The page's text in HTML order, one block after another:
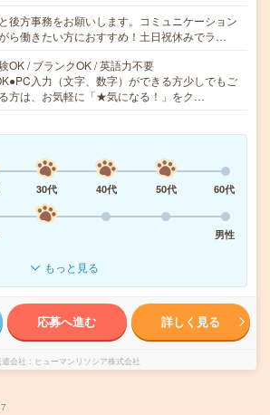
後方事務をお願いします。コミュニケーション
ら働きたい方におすすめ！土日祝休みでラ…
OK / ブランクOK / 英語力不要
入力（文字、数字）ができる方少しでもご
方は、お気軽に「★気になる！」をク…
30代 40代 50代
60代
男性
もっと見る
応募へ進む 詳しく見る
会社 ヒューマンリソシア株式会社